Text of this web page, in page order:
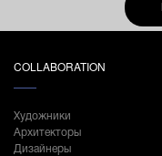
COLLABORATION
Художники
Архитекторы
Дизайнеры